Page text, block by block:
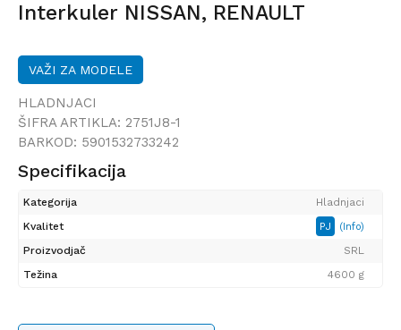
Interkuler NISSAN, RENAULT
VAŽI ZA MODELE
HLADNJACI
ŠIFRA ARTIKLA: 2751J8-1
BARKOD: 5901532733242
Specifikacija
Kategorija
Hladnjaci
Kvalitet
PJ (Info)
Proizvodjač
SRL
Težina
4600 g